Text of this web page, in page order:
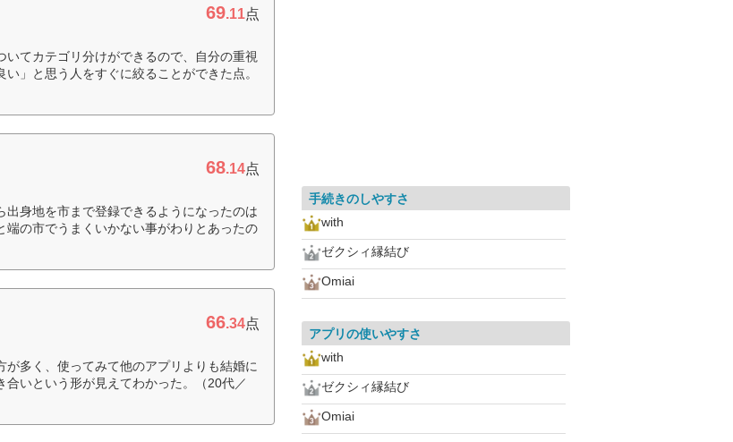
69.11点
てカテゴリ分けができるので、自分の重視
」と思う人をすぐに絞ることができた点。
68.14点
身地を市まで登録できるようになったのは
の市でうまくいかない事がわりとあったの
66.34点
多く、使ってみて他のアプリよりも結婚に
いという形が見えてわかった。（20代／
手続きのしやすさ
with
ゼクシィ縁結び
Omiai
アプリの使いやすさ
with
ゼクシィ縁結び
Omiai